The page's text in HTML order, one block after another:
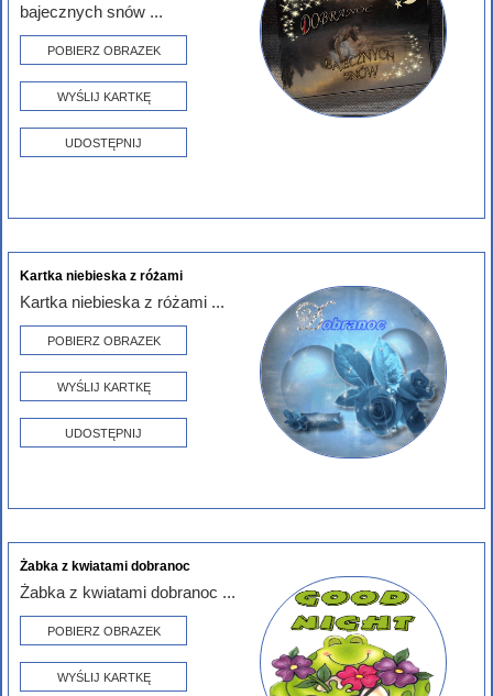
bajecznych snów ...
POBIERZ OBRAZEK
WYŚLIJ KARTKĘ
UDOSTĘPNIJ
Kartka niebieska z różami
Kartka niebieska z różami ...
POBIERZ OBRAZEK
WYŚLIJ KARTKĘ
UDOSTĘPNIJ
Żabka z kwiatami dobranoc
Żabka z kwiatami dobranoc ...
POBIERZ OBRAZEK
WYŚLIJ KARTKĘ